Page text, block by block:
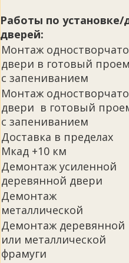
Работы по
дверей:
Монтаж
двери в готовый проем
с запениванием
Монтаж
двери в готовый
с запениванием
Доставка в пределах
Мкад +10 км
Демонтаж усиленной
деревянной двери
Демонтаж
металлической
Демонтаж деревянной
или металлической
фрамуги